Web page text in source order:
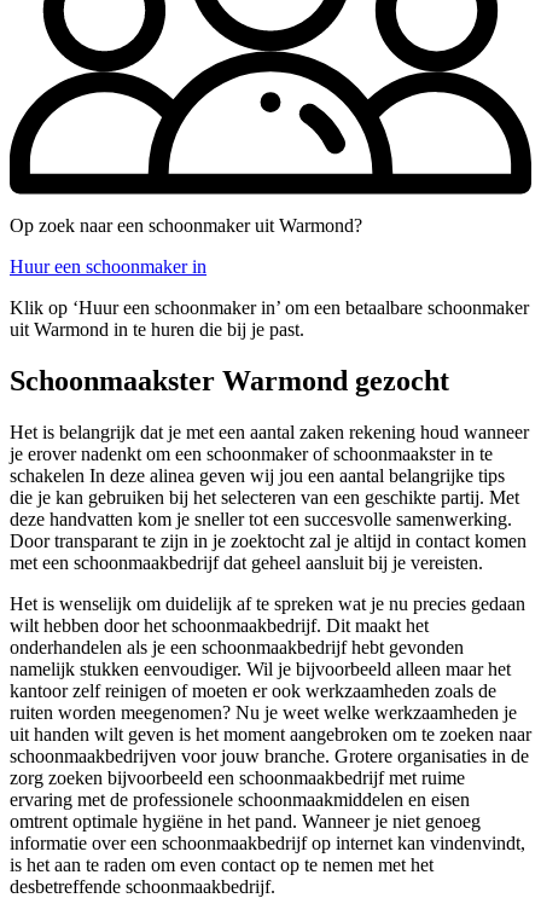
Op zoek naar een schoonmaker uit Warmond?
Huur een schoonmaker in
Klik op ‘Huur een schoonmaker in’ om een betaalbare schoonmaker
uit Warmond in te huren die bij je past.
Schoonmaakster Warmond gezocht
Het is belangrijk dat je met een aantal zaken rekening houd wanneer
je erover nadenkt om een schoonmaker of schoonmaakster in te
schakelen In deze alinea geven wij jou een aantal belangrijke tips
die je kan gebruiken bij het selecteren van een geschikte partij. Met
deze handvatten kom je sneller tot een succesvolle samenwerking.
Door transparant te zijn in je zoektocht zal je altijd in contact komen
met een schoonmaakbedrijf dat geheel aansluit bij je vereisten.
Het is wenselijk om duidelijk af te spreken wat je nu precies gedaan
wilt hebben door het schoonmaakbedrijf. Dit maakt het
onderhandelen als je een schoonmaakbedrijf hebt gevonden
namelijk stukken eenvoudiger. Wil je bijvoorbeeld alleen maar het
kantoor zelf reinigen of moeten er ook werkzaamheden zoals de
ruiten worden meegenomen? Nu je weet welke werkzaamheden je
uit handen wilt geven is het moment aangebroken om te zoeken naar
schoonmaakbedrijven voor jouw branche. Grotere organisaties in de
zorg zoeken bijvoorbeeld een schoonmaakbedrijf met ruime
ervaring met de professionele schoonmaakmiddelen en eisen
omtrent optimale hygiëne in het pand. Wanneer je niet genoeg
informatie over een schoonmaakbedrijf op internet kan vindenvindt,
is het aan te raden om even contact op te nemen met het
desbetreffende schoonmaakbedrijf.